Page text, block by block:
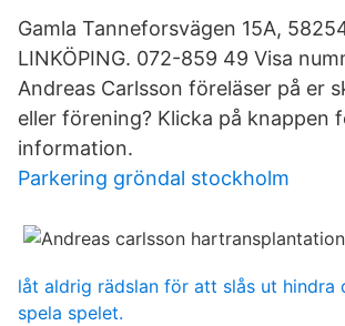
Gamla Tanneforsvägen 15A,
LINKÖPING. 072-859 49 Visa
Andreas Carlsson föreläser på er
eller förening? Klicka på knappen
information.
Parkering gröndal stockholm
låt aldrig rädslan för att slås ut hindra
spela spelet.